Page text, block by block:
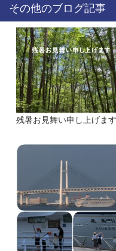
その他のブログ記事
残暑お見舞い申し上げます